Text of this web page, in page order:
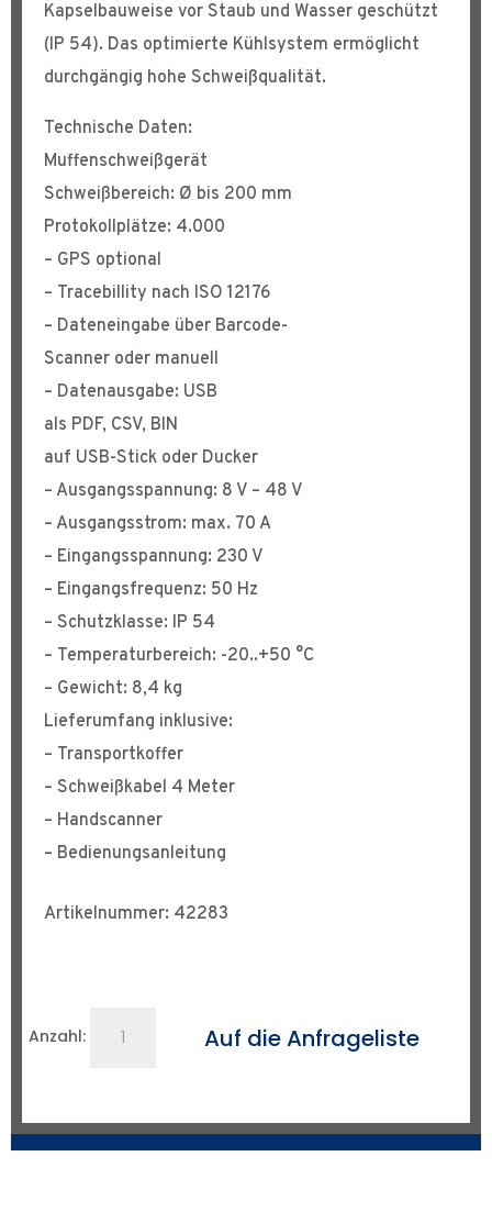
Kapselbauweise vor Staub und Wasser geschützt
(IP 54). Das optimierte Kühlsystem ermöglicht
durchgängig hohe Schweißqualität.
Technische Daten:
Muffenschweißgerät
Schweißbereich: Ø bis 200 mm
Protokollplätze: 4.000
– GPS optional
– Tracebillity nach ISO 12176
– Dateneingabe über Barcode-
Scanner oder manuell
– Datenausgabe: USB
als PDF, CSV, BIN
auf USB-Stick oder Ducker
– Ausgangsspannung: 8 V – 48 V
– Ausgangsstrom: max. 70 A
– Eingangsspannung: 230 V
– Eingangsfrequenz: 50 Hz
– Schutzklasse: IP 54
– Temperaturbereich: -20..+50 °C
– Gewicht: 8,4 kg
Lieferumfang inklusive:
– Transportkoffer
– Schweißkabel 4 Meter
– Handscanner
– Bedienungsanleitung
Artikelnummer: 42283
Anzahl:
Elektra
Auf die Anfrageliste